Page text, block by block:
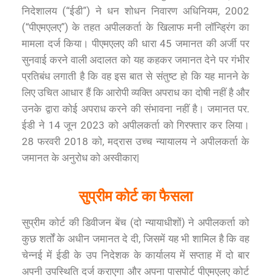
निदेशालय (“ईडी”) ने धन शोधन निवारण अधिनियम, 2002
(“पीएमएलए”) के तहत अपीलकर्ता के खिलाफ मनी लॉन्ड्रिंग का
मामला दर्ज किया। पीएमएलए की धारा 45 जमानत की अर्जी पर
सुनवाई करने वाली अदालत को यह कहकर जमानत देने पर गंभीर
प्रतिबंध लगाती है कि वह इस बात से संतुष्ट हो कि यह मानने के
लिए उचित आधार हैं कि आरोपी व्यक्ति अपराध का दोषी नहीं है और
उनके द्वारा कोई अपराध करने की संभावना नहीं है। जमानत पर.
ईडी ने 14 जून 2023 को अपीलकर्ता को गिरफ्तार कर लिया।
28 फरवरी 2018 को, मद्रास उच्च न्यायालय ने अपीलकर्ता के
जमानत के अनुरोध को अस्वीकार|
सुप्रीम कोर्ट का फैसला
सुप्रीम कोर्ट की डिवीजन बेंच (दो न्यायाधीशों) ने अपीलकर्ता को
कुछ शर्तों के अधीन जमानत दे दी, जिसमें यह भी शामिल है कि वह
चेन्नई में ईडी के उप निदेशक के कार्यालय में सप्ताह में दो बार
अपनी उपस्थिति दर्ज कराएगा और अपना पासपोर्ट पीएमएलए कोर्ट